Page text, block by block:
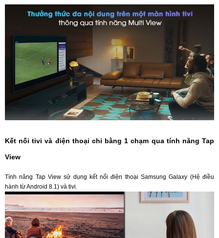
Kết nối tivi và điện thoại chỉ bằng 1 chạm qua tính năng Tap
View
Tính năng Tap View sử dụng kết nối điện thoại Samsung Galaxy (Hệ điều
hành từ Android 8.1) và tivi.